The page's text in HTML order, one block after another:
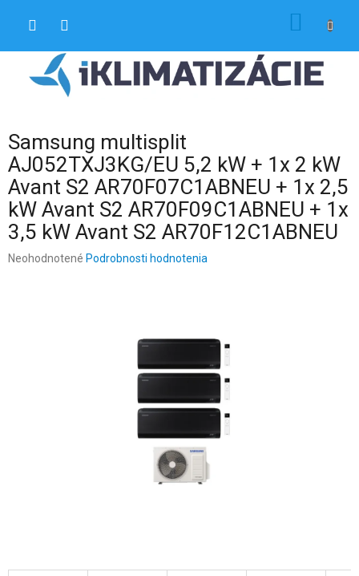
Samsung multisplit
AJ052TXJ3KG/EU 5,2 kW + 1x 2 kW
Avant S2 AR70F07C1ABNEU + 1x 2,5
kW Avant S2 AR70F09C1ABNEU + 1x
3,5 kW Avant S2 AR70F12C1ABNEU
Priemerné
Neohodnotené Podrobnosti hodnotenia